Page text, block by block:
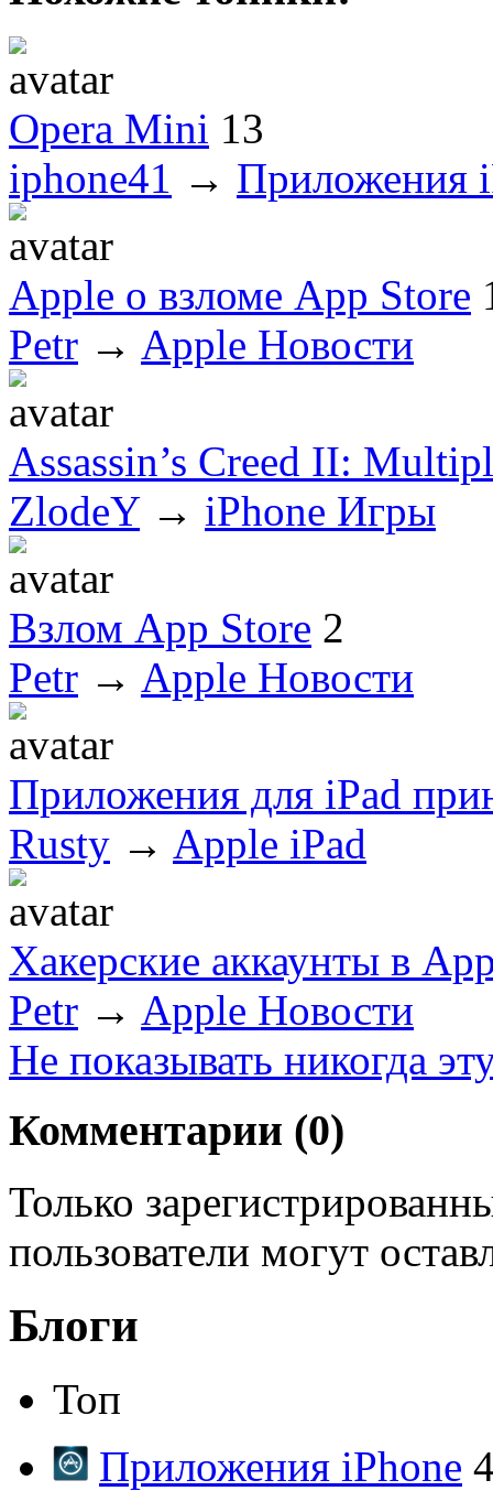
Opera Mini 13
iphone41 → Приложения
Apple о взломе App Store
Petr → Apple Новости
Assassin’s Creed II:
ZlodeY→ iPhone Игры
Взлом App Store 2
Petr → Apple Новости
Приложения для iPad
Rusty → Apple iPad
Хакерские аккаунты в
Petr → Apple Новости
Не показывать никогда
Комментарии (0)
Только
пользователи могут
Блоги
Топ
Приложения iPhone